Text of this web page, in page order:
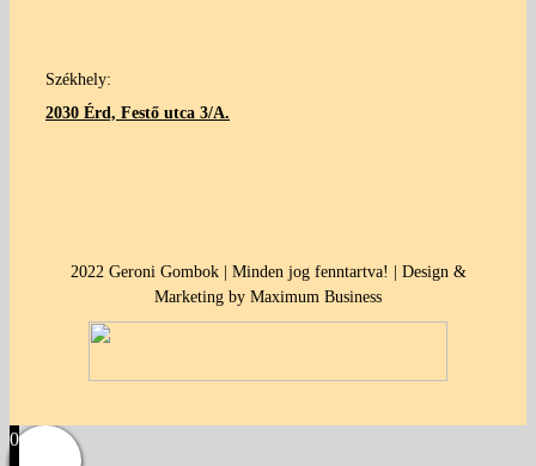
Székhely:
2030 Érd, Festő utca 3/A.
2022 Geroni Gombok | Minden jog fenntartva! | Design &
Marketing by Maximum Business
0